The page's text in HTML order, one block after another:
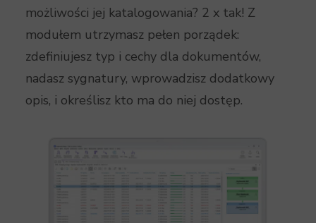
możliwości jej katalogowania? 2 x tak! Z
modułem utrzymasz pełen porządek:
zdefiniujesz typ i cechy dla dokumentów,
nadasz sygnatury, wprowadzisz dodatkowy
opis, i określisz kto ma do niej dostęp.